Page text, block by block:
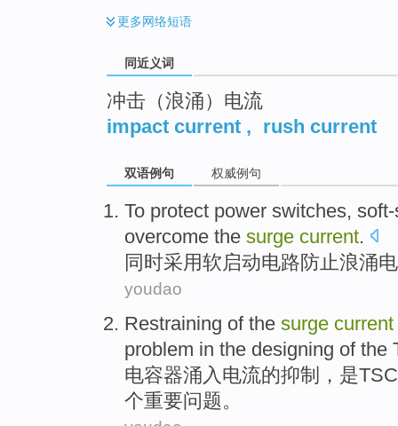
更多网络短语
同近义词
冲击（浪涌）电流
impact current , rush current
双语例句 权威例句
To protect power switches,
overcome the surge current.
同时采用软启动电路防止浪涌
youdao
Restraining ofthe surge current
problem in the designing of the
电容器涌入 电流的抑制 ， 是
个重要问题。